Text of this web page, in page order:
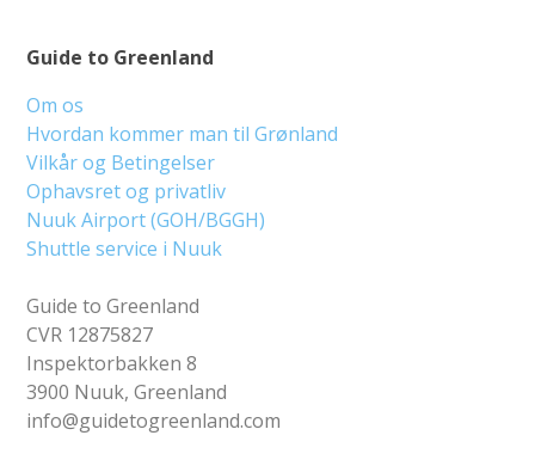
Guide to Greenland
Om os
Hvordan kommer man til Grønland
Vilkår og Betingelser
Ophavsret og privatliv
Nuuk Airport (GOH/BGGH)
Shuttle service i Nuuk
Guide to Greenland
CVR 12875827
Inspektorbakken 8
3900 Nuuk, Greenland
info@guidetogreenland.com